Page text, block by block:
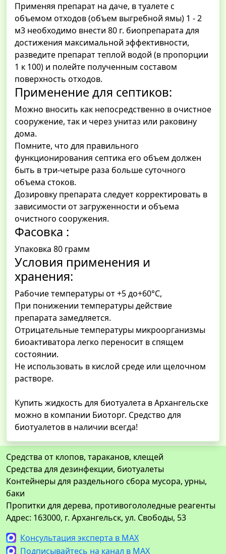
Применяя препарат на даче, в туалете с
объемом отходов (объем выгребной ямы) 1 - 2
м3 необходимо внести 80 г. биопрепарата для
достижения максимальной эффективности,
разведите препарат теплой водой (в пропорции
1 к 100) и полейте полученным составом
поверхность отходов.
Применение для септиков:
Можно вносить как непосредственно в очистное
сооружение, так и через унитаз или раковину
дома.
Помните, что для правильного
функционирования септика его объем должен
быть в три-четыре раза больше суточного
объема стоков.
Дозировку препарата следует корректировать в
зависимости от загруженности и объема
очистного сооружения.
Фасовка :
Упаковка 80 грамм
Условия применения и
хранения:
Рабочие температуры от +5 до+60°С,
При понижении температуры действие
препарата замедляется.
Отрицательные температуры микроорганизмы
биоактиватора легко переносит в спящем
состоянии.
Не использовать в кислой среде или щелочном
растворе.
Купить жидкость для биотуалета в Архангельске
можно в компании Биоторг. Средство для
биотуалетов в наличии всегда!
Средства от клопов, тараканов, клещей
Средства для дезинфекции, биотуалеты
Контейнеры для раздельного сбора мусора, урны,
баки
Пропитки для дерева, противогололедные реагенты
Адрес: 163000, г. Архангельск, ул. Свободы, 53
Консультация эксперта в MAX
Подписывайтесь на канал в MAX